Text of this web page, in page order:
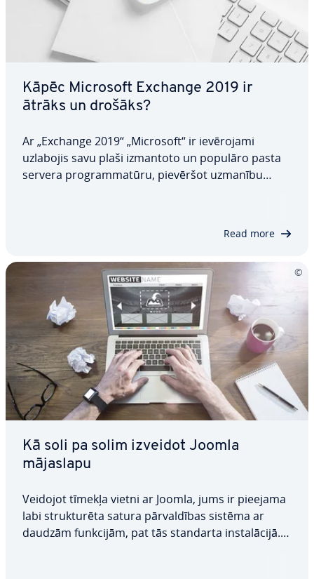
Kāpēc Microsoft Exchange 2019 ir
ātrāks un drošāks?
Ar „Exchange 2019“ „Microsoft“ ir ie­vē­ro­ja­mi
uzlabojis savu plaši izmantoto un populāro pasta
servera prog­ram­ma­tū­ru, pievēršot uzmanību
Read more
Kā soli pa solim izveidot Joomla
mājaslapu
Veidojot tīmekļa vietni ar Joomla, jums ir pieejama
labi struk­tu­rē­ta satura pār­val­dī­bas sistēma ar
daudzām funkcijām, pat tās standarta in­sta­lā­ci­jā.